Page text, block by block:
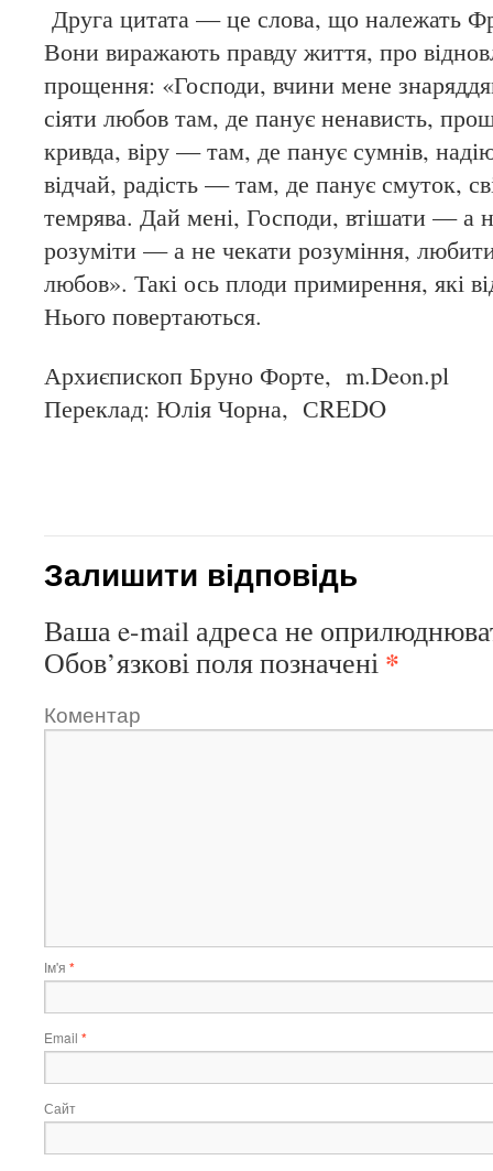
Друга цитата — це слова, що належать
Вони виражають правду життя, про
прощення: «Господи, вчини мене
сіяти любов там, де панує ненависть,
кривда, віру — там, де панує сумнів,
відчай, радість — там, де панує смуток,
темрява. Дай мені, Господи, втішати — а
розуміти — а не чекати розуміння,
любов». Такі ось плоди примирення, які
Нього повертаються.
Архиєпископ Бруно Форте, m.Deon.pl
Переклад: Юлія Чорна, СREDO
Залишити відповідь
Ваша e-mail адреса не
Обов’язкові поля позначені *
Коментар
Ім'я *
Email *
Сайт